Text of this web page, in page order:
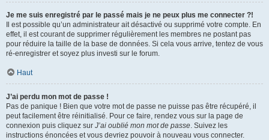
Je me suis enregistré par le passé mais je ne peux plus me connecter ?!
Il est possible qu’un administrateur ait désactivé ou supprimé votre compte. En
effet, il est courant de supprimer régulièrement les membres ne postant pas
pour réduire la taille de la base de données. Si cela vous arrive, tentez de vous
ré-enregistrer et soyez plus investi sur le forum.
Haut
J’ai perdu mon mot de passe !
Pas de panique ! Bien que votre mot de passe ne puisse pas être récupéré, il
peut facilement être réinitialisé. Pour ce faire, rendez vous sur la page de
connexion puis cliquez sur J’ai oublié mon mot de passe. Suivez les
instructions énoncées et vous devriez pouvoir à nouveau vous connecter.